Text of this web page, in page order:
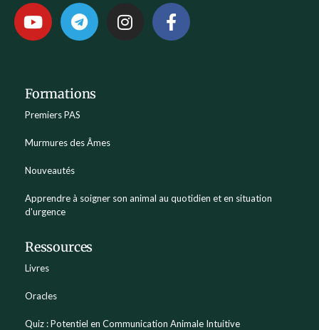
Formations
Premiers PAS
Murmures des Âmes
Nouveautés
Apprendre à soigner son animal au quotidien et en situation
d'urgence
Ressources
Livres
Oracles
Quiz : Potentiel en Communication Animale Intuitive